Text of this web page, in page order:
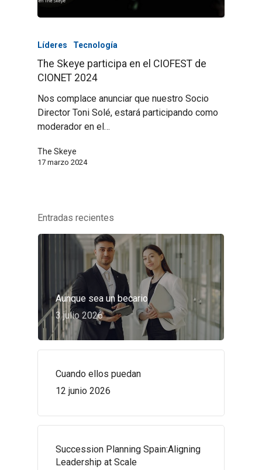
Líderes Tecnología
The Skeye participa en el CIOFEST de
CIONET 2024
Nos complace anunciar que nuestro Socio
Director Toni Solé, estará participando como
moderador en el…
The Skeye
17 marzo 2024
Entradas recientes
Aunque sea un becario
3 julio 2026
Cuando ellos puedan
12 junio 2026
Succession Planning Spain:Aligning
Leadership at Scale